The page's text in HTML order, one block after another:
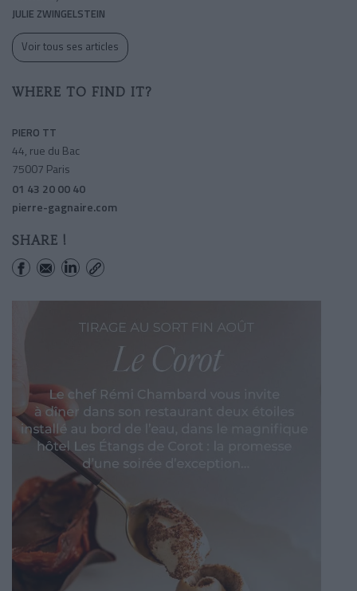
JULIE ZWINGELSTEIN
Voir tous ses articles
WHERE TO FIND IT?
PIERO TT
44, rue du Bac
75007 Paris
01 43 20 00 40
pierre-gagnaire.com
SHARE !